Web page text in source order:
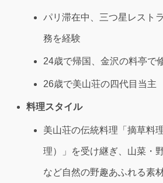
パリ滞在中、三つ星レスト
務を経験
24歳で帰国、金沢の料亭で
26歳で美山荘の四代目当主
料理スタイル
美山荘の伝統料理「摘草料
理）」を受け継ぎ、山菜・
など自然の野趣あふれる素